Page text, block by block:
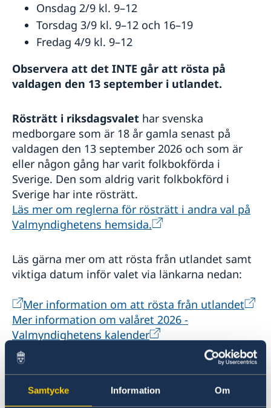
Samtycke Information Om
Onsdag 2/9 kl. 9–12
Torsdag 3/9 kl. 9–12 och 16–19
Fredag 4/9 kl. 9–12
Observera att det INTE går att rösta på
valdagen den 13 september i utlandet.
Rösträtt i riksdagsvalet har svenska
medborgare som är 18 år gamla senast på
valdagen den 13 september 2026 och som är
eller någon gång har varit folkbokförda i
Sverige. Den som aldrig varit folkbokförd i
Sverige har inte rösträtt.
Läs mer om reglerna för rösträtt i andra val på
Valmyndighetens hemsida.
Läs gärna mer om att rösta från utlandet samt
viktiga datum inför valet via länkarna nedan:
Mer information om att rösta från utlandet
Mer information om valåret 2026 -
Valmyndighetens kalender
Röstmottagning